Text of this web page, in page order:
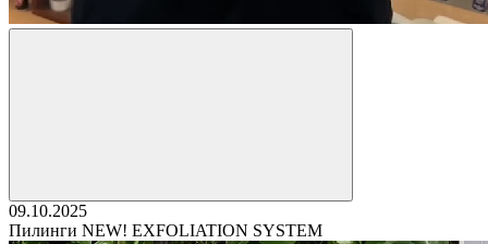
09.10.2025
Пилинги NEW! EXFOLIATION SYSTEM